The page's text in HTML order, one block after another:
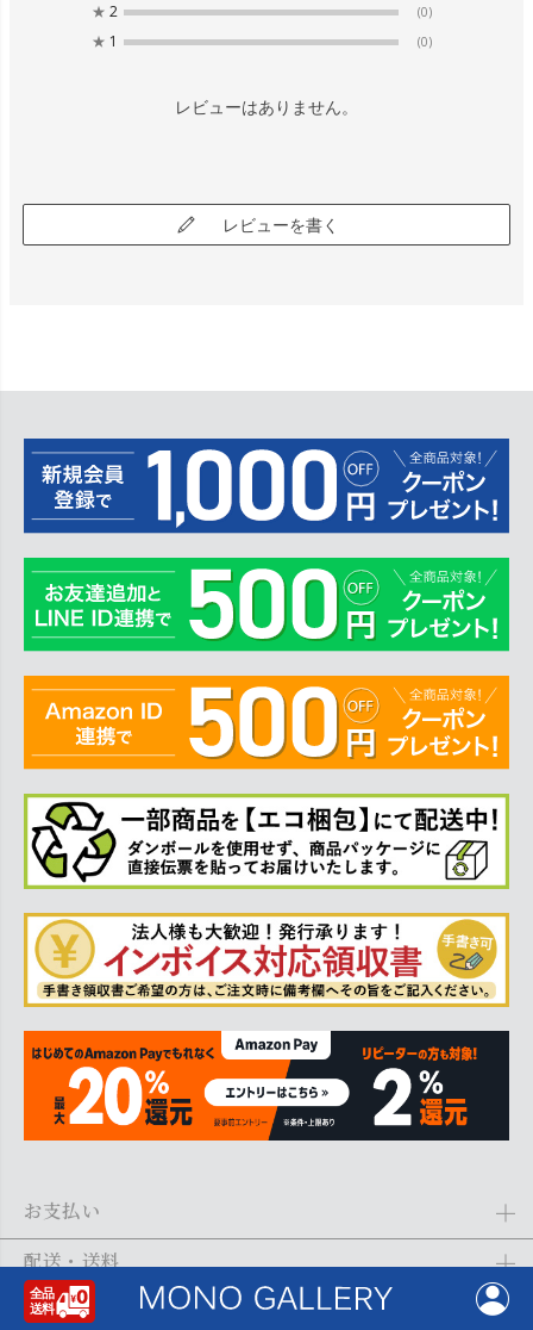
★ 2 (0)
★ 1 (0)
レビューはありません。
レビューを書く
お支払い
Amazon Pay、クレジットカード、代金引換、あと払い(ペイディ)、銀
行振込がご利用になれます。詳しくはご利用ガイド をご利用くださ
い。
配送・送料
全商品送料無料
(北海道・沖縄・離島を除く)
お問合せ